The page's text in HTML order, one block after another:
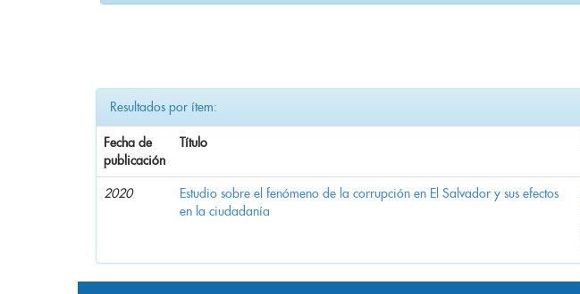
Resultados por ítem:
Fecha de
publicación
Título
2020
Estudio sobre el fenómeno de la corrupción en El Salvador y sus efectos
en la ciudadanía